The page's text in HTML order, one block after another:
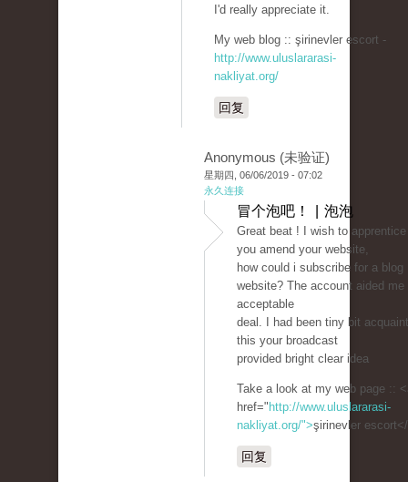
I'd really appreciate it.
My web blog :: şirinevler escort -
http://www.uluslararasi-
nakliyat.org/
回复
Anonymous (未验证)
星期四, 06/06/2019 - 07:02
永久连接
冒个泡吧！ | 泡泡
Great beat ! I wish to
you amend your website,
how could i subscribe for a blog
website? The account aided me
acceptable
deal. I had been tiny bit
this your broadcast
provided bright clear idea
Take a look at my web page ::
href=" http://www.uluslararasi-
nakliyat.org/">şirinevler
回复